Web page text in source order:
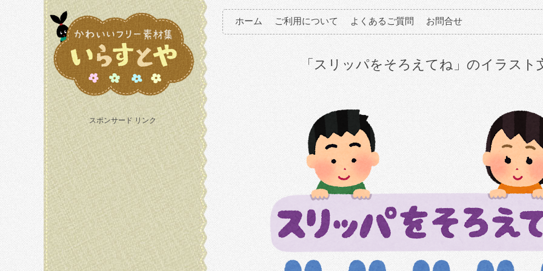
スポンサード リンク
ホーム ご利用について よくあるご質問 お問合せ
「スリッパをそろえてね」のイラスト